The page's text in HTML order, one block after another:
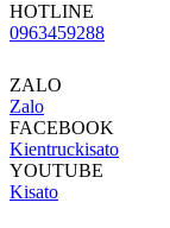
HOTLINE
0963459288
ZALO
Zalo
FACEBOOK
Kientruckisato
YOUTUBE
Kisato